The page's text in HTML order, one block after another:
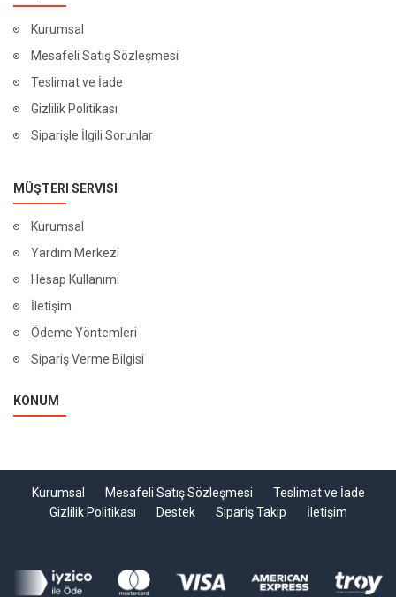
Kurumsal
Mesafeli Satış Sözleşmesi
Teslimat ve İade
Gizlilik Politikası
Siparişle İlgili Sorunlar
MÜŞTERI SERVISI
Kurumsal
Yardım Merkezi
Hesap Kullanımı
İletişim
Ödeme Yöntemleri
Sipariş Verme Bilgisi
KONUM
Kurumsal Mesafeli Satış Sözleşmesi
Teslimat ve İade
Gizlilik Politikası
Destek Sipariş Takip İletişim